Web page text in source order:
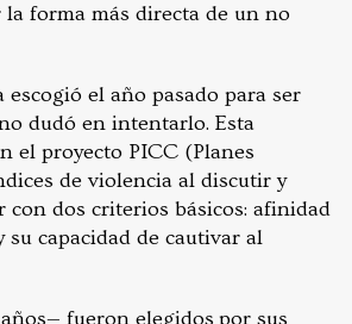
forma más directa de un no
el año pasado para ser
dudó en intentarlo. Esta
el proyecto PICC (Planes
de violencia al discutir y
dos criterios básicos: afinidad
capacidad de cautivar al
fueron elegidos por sus